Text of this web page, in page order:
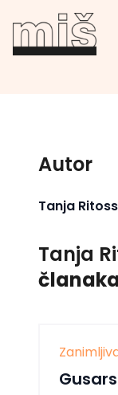
Autor
Tanja
Tanja